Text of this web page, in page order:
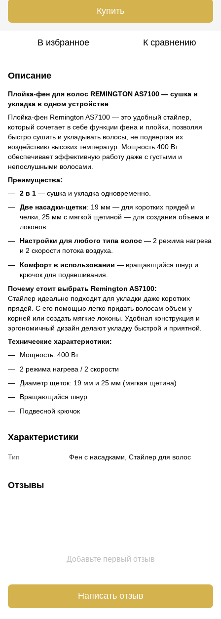
Купить
В избранное К сравнению
Описание
Плойка-фен для волос REMINGTON AS7100 — сушка и
укладка в одном устройстве
Плойка-фен Remington AS7100 — это удобный стайлер,
который сочетает в себе функции фена и плойки, позволяя
быстро сушить и укладывать волосы, не подвергая их
воздействию высоких температур. Мощность 400 Вт
обеспечивает эффективную работу даже с густыми и
непослушными волосами.
Преимущества:
2 в 1 — сушка и укладка одновременно.
Две насадки-щетки: 19 мм — для коротких прядей и
челки, 25 мм с мягкой щетиной — для создания объема и
локонов.
Настройки для любого типа волос — 2 режима нагрева
и 2 скорости потока воздуха.
Комфорт в использовании — вращающийся шнур и
крючок для подвешивания.
Почему стоит выбрать Remington AS7100:
Стайлер идеально подходит для укладки даже коротких
прядей. С его помощью легко придать волосам объем у
корней или создать мягкие локоны. Удобная конструкция и
эргономичный дизайн делают укладку быстрой и приятной.
Технические характеристики:
Мощность: 400 Вт
2 режима нагрева / 2 скорости
Диаметр щеток: 19 мм и 25 мм (мягкая щетина)
Вращающийся шнур
Подвесной крючок
Характеристики
Тип Фен с насадками, Стайлер для волос
Отзывы
Добавьте первый отзыв
Написать отзыв